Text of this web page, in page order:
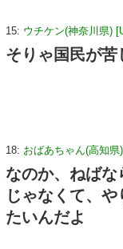
15: ウチケン(神奈川県)
そりゃ国民が苦
18: おばあちゃん(高知県
なのか、ねば
じゃなくて、
たいんだよ